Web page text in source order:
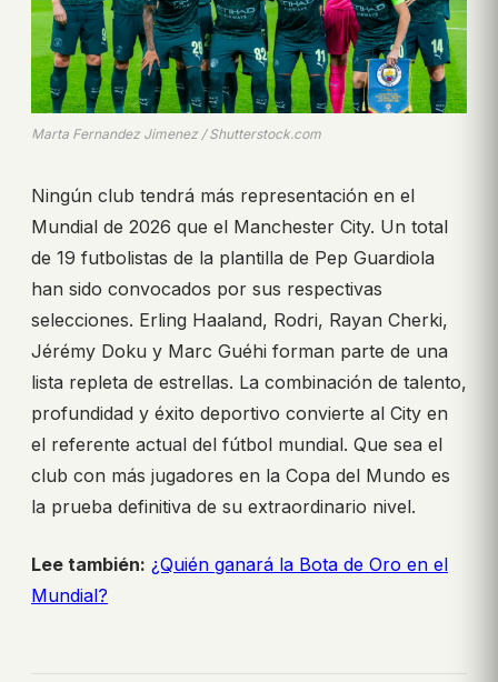
Marta Fernandez Jimenez / Shutterstock.com
Ningún club tendrá más representación en el
Mundial de 2026 que el Manchester City. Un total
de 19 futbolistas de la plantilla de Pep Guardiola
han sido convocados por sus respectivas
selecciones. Erling Haaland, Rodri, Rayan Cherki,
Jérémy Doku y Marc Guéhi forman parte de una
lista repleta de estrellas. La combinación de talento,
profundidad y éxito deportivo convierte al City en
el referente actual del fútbol mundial. Que sea el
club con más jugadores en la Copa del Mundo es
la prueba definitiva de su extraordinario nivel.
Lee también: ¿Quién ganará la Bota de Oro en el
Mundial?